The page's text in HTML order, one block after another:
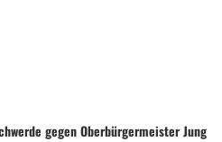
gegen Oberbürgermeister Jung